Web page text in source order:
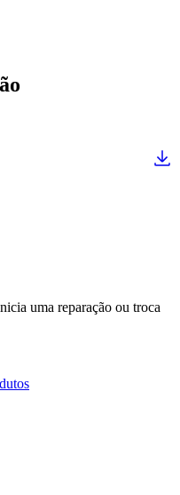
uma reparação ou troca